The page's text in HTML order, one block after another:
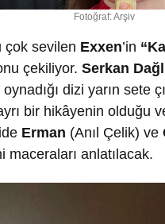
Fotoğraf: Arşiv
çok sevilen Exxen’in
çekiliyor. Serkan
dizi yarın sete
bir hikâyenin olduğu
Erman (Anıl Çelik) ve
maceraları anlatılacak.